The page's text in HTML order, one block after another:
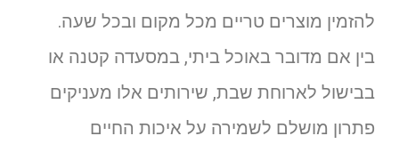
להזמין מוצרים טריים מכל מקום ובכל שעה.
בין אם מדובר באוכל ביתי, במסעדה קטנה או
בבישול לארוחת שבת, שירותים אלו מעניקים
פתרון מושלם לשמירה על איכות החיים